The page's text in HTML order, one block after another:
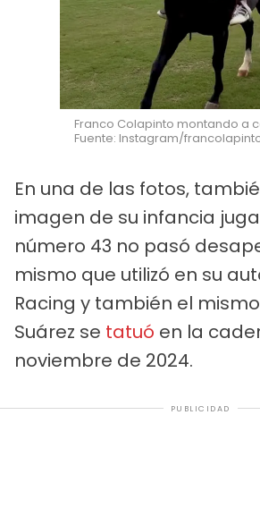
Franco Colapinto montando a
Fuente: Instagram/
En una de las fotos,
imagen de su infancia
número 43 no pasó
mismo que utilizó en su
Racing y también el
Suárez se tatuó en la
noviembre de 2024.
PUBLICIDAD